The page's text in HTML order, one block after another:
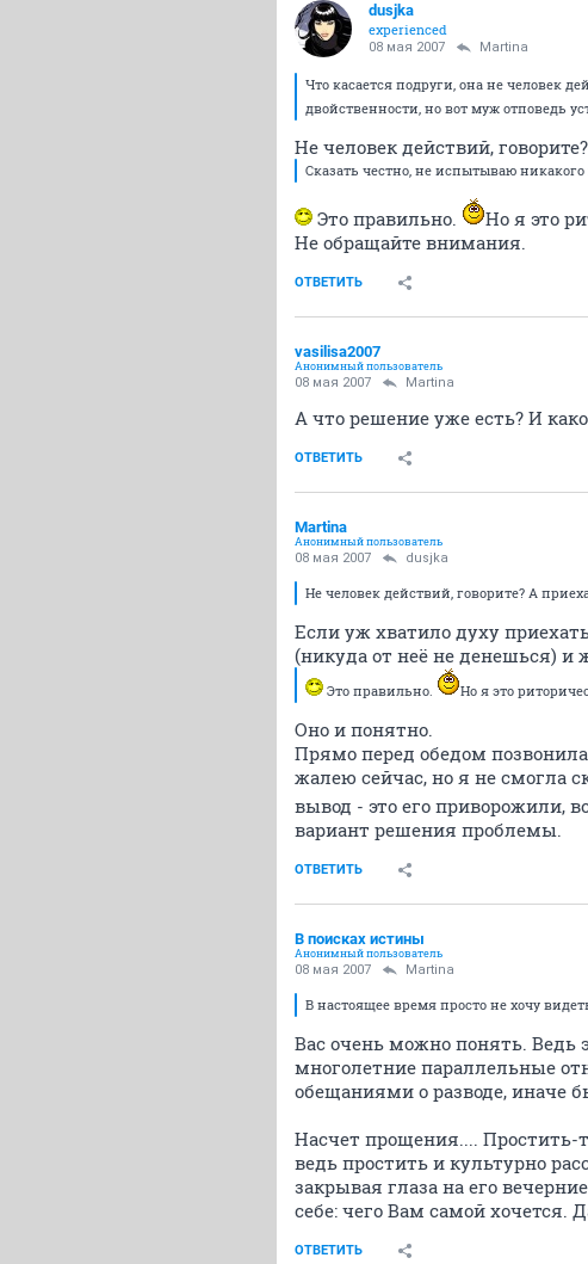
dusjka
experienced
08 мая 2007 Martina
Что касается подруги, она не человек
двойственности, но вот муж отповедь
Не человек действий,
Сказать честно, не испытываю никакого
Это правильно.
Но я это
Не обращайте внимания.
ОТВЕТИТЬ
vasilisa2007
Анонимный пользователь
08 мая 2007 Martina
А что решение уже есть? И
ОТВЕТИТЬ
Martina
Анонимный пользователь
08 мая 2007 dusjka
Не человек действий, говорите? А
Если уж хватило духу
(никуда от неё не денешься) и
Это правильно. Но я это
Оно и понятно.
Прямо перед обедом
жалею сейчас, но я не смогла
вывод - это его приворожили,
вариант решения проблемы.
ОТВЕТИТЬ
В поисках истины
Анонимный пользователь
08 мая 2007 Martina
В настоящее время просто не хочу
Вас очень можно понять. Ведь
многолетние параллельные
обещаниями о разводе, иначе
Насчет прощения.... Простить-
ведь простить и культурно
закрывая глаза на его
себе: чего Вам самой хочется.
ОТВЕТИТЬ